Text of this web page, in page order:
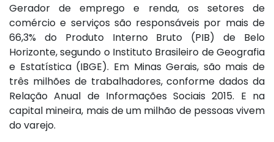
Gerador de emprego e renda, os setores de
comércio e serviços são responsáveis por mais de
66,3% do Produto Interno Bruto (PIB) de Belo
Horizonte, segundo o Instituto Brasileiro de Geografia
e Estatística (IBGE). Em Minas Gerais, são mais de
três milhões de trabalhadores, conforme dados da
Relação Anual de Informações Sociais 2015. E na
capital mineira, mais de um milhão de pessoas vivem
do varejo.